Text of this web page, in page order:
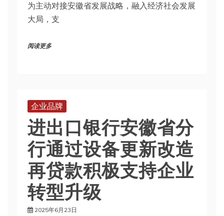
为主动对接安徽省发展战略，融入经济社会发展
大局，支
阅读更多
企业品牌
进出口银行安徽省分
行通过设备更新改造
再贷款积极支持企业
转型升级
2025年6月23日